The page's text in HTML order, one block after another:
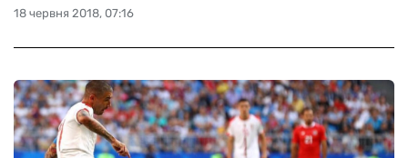
18 червня 2018, 07:16